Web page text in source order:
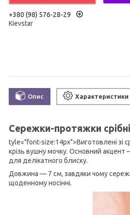
+380 (98) 576-28-29
Kievstar
Опис Характеристики
Сережки-протяжки
tyle="font-size:14px">Виготовлені зі
крізь вушну мочку. Основний акцент
для делікатного блиску.
Довжина — 7 см, завдяки чому
щоденному носінні.